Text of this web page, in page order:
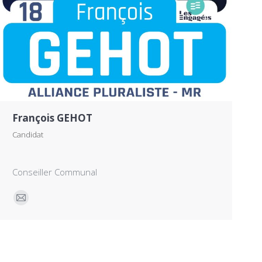
François GEHOT
Candidat
Conseiller Communal
E-